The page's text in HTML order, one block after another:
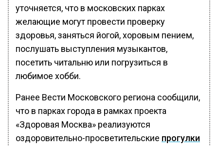
уточняется, что в московских парках
желающие могут провести проверку
здоровья, заняться йогой, хоровым пением,
послушать выступления музыкантов,
посетить читальню или погрузиться в
любимое хобби.
Ранее Вести Московского региона сообщили,
что в парках города в рамках проекта
«Здоровая Москва» реализуются
оздоровительно-просветительские прогулки